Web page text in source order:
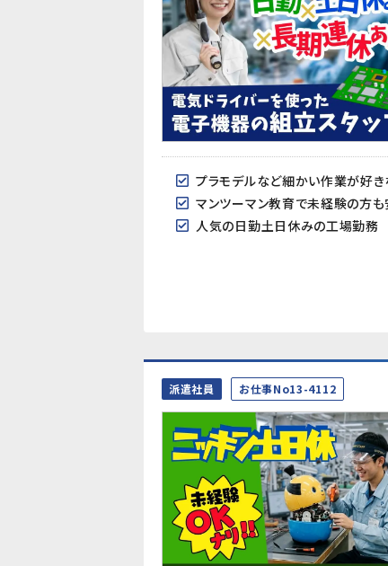
プラモデルなど細かい作業が好
マンツーマン教育で未経験の方も
人気の日勤土日休みの工場勤務
派遣社員 お仕事No13-4112